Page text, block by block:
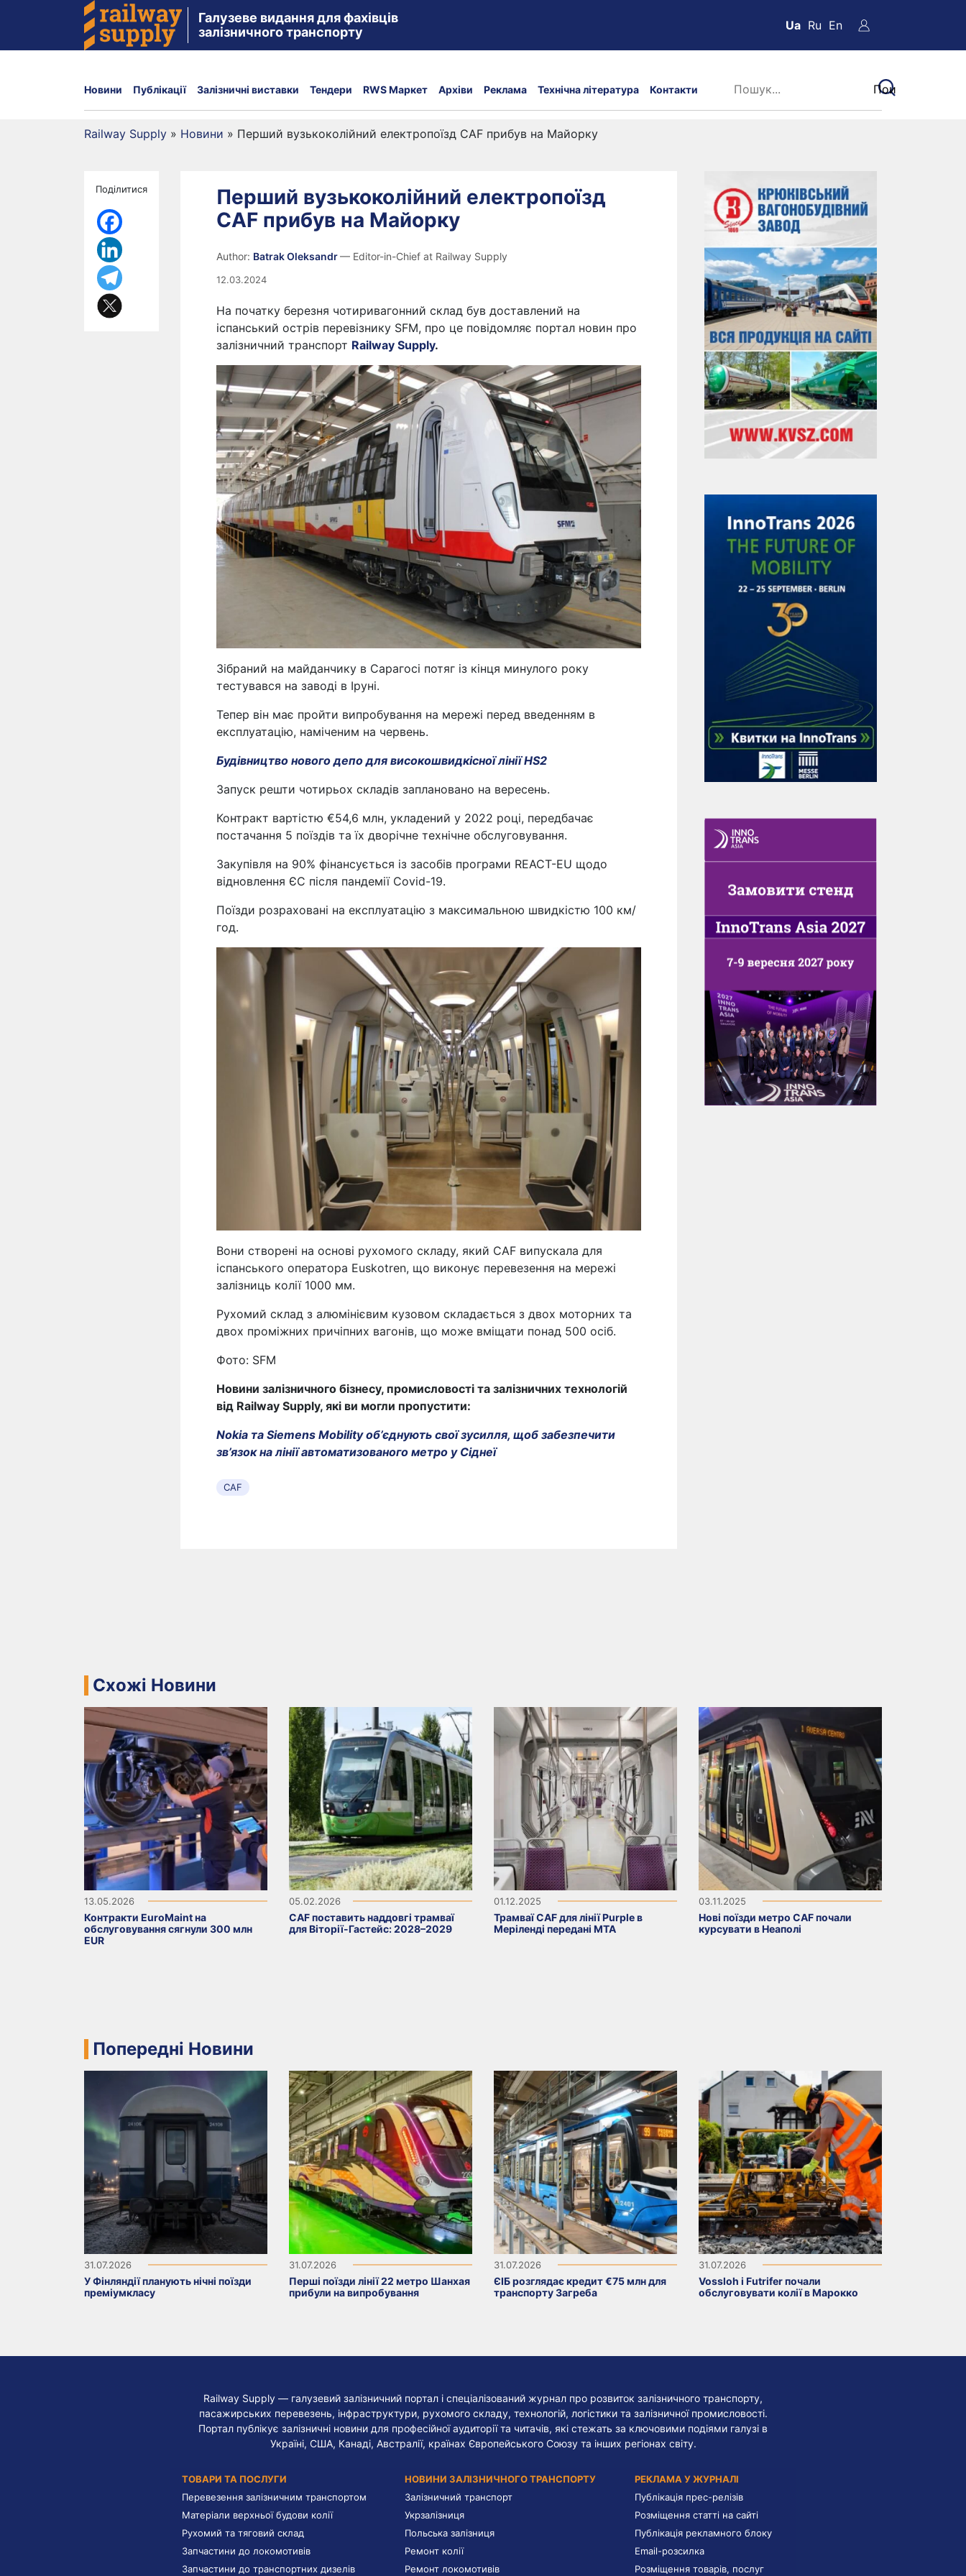
Галузеве видання для фахівців
залізничного транспорту
Ua Ru En
Новини Публікації Залізничні виставки Тендери RWS Маркет Архіви Реклама Технічна література Контакти
Railway Supply » Новини » Перший вузькоколійний електропоїзд CAF прибув на Майорку
Поділитися
Перший вузькоколійний електропоїзд
CAF прибув на Майорку
Author: Batrak Oleksandr— Editor-in-Chief at Railway Supply
12.03.2024
На початку березня чотиривагонний склад був доставлений на
іспанський острів перевізнику SFM, про це повідомляє портал новин про
залізничний транспорт Railway Supply.
Зібраний на майданчику в Сарагосі потяг із кінця минулого року
тестувався на заводі в Іруні.
Тепер він має пройти випробування на мережі перед введенням в
експлуатацію, наміченим на червень.
Будівництво нового депо для високошвидкісної лінії HS2
Запуск решти чотирьох складів заплановано на вересень.
Контракт вартістю €54,6 млн, укладений у 2022 році, передбачає
постачання 5 поїздів та їх дворічне технічне обслуговування.
Закупівля на 90% фінансується із засобів програми REACT-EU щодо
відновлення ЄС після пандемії Covid-19.
Поїзди розраховані на експлуатацію з максимальною швидкістю 100 км/
год.
Вони створені на основі рухомого складу, який CAF випускала для
іспанського оператора Euskotren, що виконує перевезення на мережі
залізниць колії 1000 мм.
Рухомий склад з алюмінієвим кузовом складається з двох моторних та
двох проміжних причіпних вагонів, що може вміщати понад 500 осіб.
Фото: SFM
Новини залізничного бізнесу, промисловості та залізничних технологій
від Railway Supply, які ви могли пропустити:
Nokia та Siemens Mobility об’єднують свої зусилля, щоб забезпечити
зв’язок на лінії автоматизованого метро у Сіднеї
CAF
Схожі Новини
13.05.2026
Контракти EuroMaint на
обслуговування сягнули 300 млн
EUR
05.02.2026
CAF поставить наддовгі трамваї
для Віторії-Гастейс: 2028–2029
01.12.2025
Трамваї CAF для лінії Purple в
Меріленді передані MTA
03.11.2025
Нові поїзди метро CAF почали
курсувати в Неаполі
Попередні Новини
31.07.2026
У Фінляндії планують нічні поїзди
преміумкласу
31.07.2026
Перші поїзди лінії 22 метро Шанхая
прибули на випробування
31.07.2026
ЄІБ розглядає кредит €75 млн для
транспорту Загреба
31.07.2026
Vossloh і Futrifer почали
обслуговувати колії в Марокко
Railway Supply — галузевий залізничний портал і спеціалізований журнал про розвиток залізничного транспорту,
пасажирських перевезень, інфраструктури, рухомого складу, технологій, логістики та залізничної промисловості.
Портал публікує залізничні новини для професійної аудиторії та читачів, які стежать за ключовими подіями галузі в
Україні, США, Канаді, Австралії, країнах Європейського Союзу та інших регіонах світу.
ТОВАРИ ТА ПОСЛУГИ
Перевезення залізничним транспортом
Матеріали верхньої будови колії
Рухомий та тяговий склад
Запчастини до локомотивів
Запчастини до транспортних дизелів
НОВИНИ ЗАЛІЗНИЧНОГО ТРАНСПОРТУ
Залізничний транспорт
Укрзалізниця
Польська залізниця
Ремонт колії
Ремонт локомотивів
РЕКЛАМА У ЖУРНАЛІ
Публікація прес-релізів
Розміщення статті на сайті
Публікація рекламного блоку
Email-розсилка
Розміщення товарів, послуг